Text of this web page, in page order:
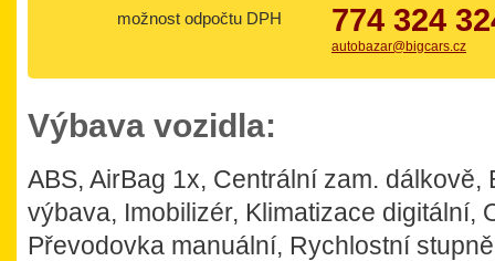
možnost odpočtu DPH 774 324
autobazar@bigcars.cz
Výbava vozidla:
ABS, AirBag 1x, Centrální zam.
výbava, Imobilizér, Klimatizace digitální,
Převodovka manuální, Rychlostní